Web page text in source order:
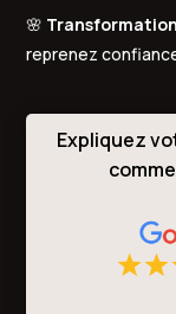
🌸
reprenez
Expliquez